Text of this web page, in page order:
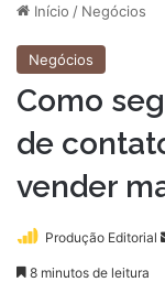
Início / Negócios
Negócios
Como
de
vender
Produção Editorial
8 minutos de leitura